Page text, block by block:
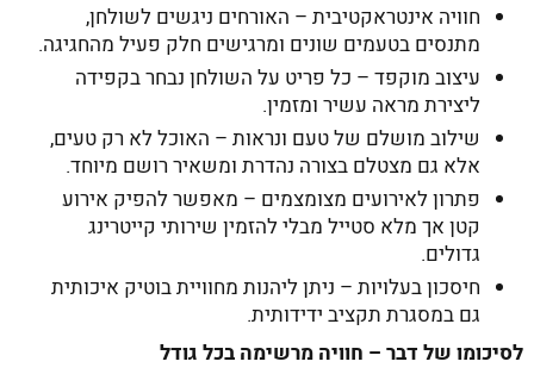
חוויה אינטראקטיבית – האורחים ניגשים לשולחן,
מתנסים בטעמים שונים ומרגישים חלק פעיל מהחגיגה.
עיצוב מוקפד – כל פריט על השולחן נבחר בקפידה
ליצירת מראה עשיר ומזמין.
שילוב מושלם של טעם ונראות – האוכל לא רק טעים,
אלא גם מצטלם בצורה נהדרת ומשאיר רושם מיוחד.
פתרון לאירועים מצומצמים – מאפשר להפיק אירוע
קטן אך מלא סטייל מבלי להזמין שירותי קייטרינג
גדולים.
חיסכון בעלויות – ניתן ליהנות מחוויית בוטיק איכותית
גם במסגרת תקציב ידידותית.
לסיכומו של דבר – חוויה מרשימה בכל גודל